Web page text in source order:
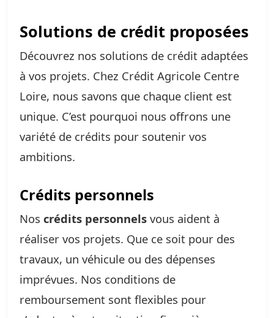
Solutions de crédit proposées
Découvrez nos solutions de crédit adaptées
à vos projets. Chez Crédit Agricole Centre
Loire, nous savons que chaque client est
unique. C’est pourquoi nous offrons une
variété de crédits pour soutenir vos
ambitions.
Crédits personnels
Nos crédits personnels vous aident à
réaliser vos projets. Que ce soit pour des
travaux, un véhicule ou des dépenses
imprévues. Nos conditions de
remboursement sont flexibles pour